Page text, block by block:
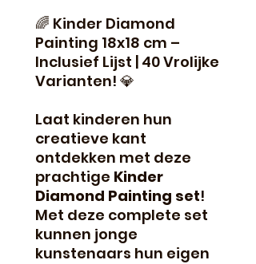
🌈 Kinder Diamond
Painting 18x18 cm –
Inclusief Lijst | 40 Vrolijke
Varianten! 💎
Laat kinderen hun
creatieve kant
ontdekken met deze
prachtige Kinder
Diamond Painting set!
Met deze complete set
kunnen jonge
kunstenaars hun eigen